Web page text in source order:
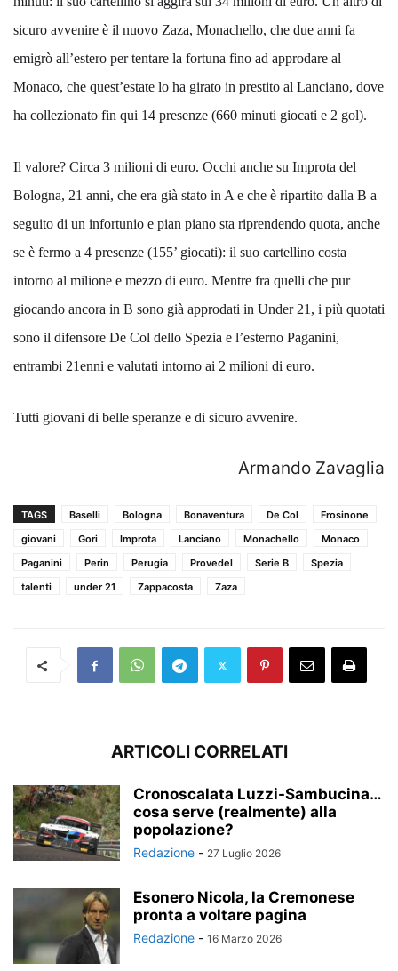
sicuro avvenire è il nuovo Zaza, Monachello, che due anni fa
emigrò all’estero per tentare la fortuna fino ad approdare al
Monaco, che quest’estate lo ha girato in prestito al Lanciano, dove
ha collezionato fin qui 14 presenze (660 minuti giocati e 2 gol).
Il valore? Circa 3 milioni di euro. Occhi anche su Improta del
Bologna, 21 anni, che era già stato in A e che è ripartito dalla B a
seguito di un infortunio e pian piano sta riprendendo quota, anche
se è fermo a 4 presenze (155’ giocati): il suo cartellino costa
intorno al milione e mezzo di euro. Mentre fra quelli che pur
giocando ancora in B sono già approdati in Under 21, i più quotati
sono il difensore De Col dello Spezia e l’esterno Paganini,
entrambi 21enni e valutati intorno ai 2 milioni di euro.
Tutti giovani di belle speranze e di sicuro avvenire.
Armando Zavaglia
TAGS Baselli Bologna Bonaventura De Col
Frosinone
giovani
Gori Improta Lanciano Monachello
Monaco
Paganini
Perin Perugia Provedel Serie B
Spezia
talenti
under 21 Zappacosta Zaza
ARTICOLI CORRELATI
Cronoscalata Luzzi-Sambucina…
cosa serve (realmente) alla
popolazione?
Redazione - 27 Luglio 2026
Esonero Nicola, la Cremonese
pronta a voltare pagina
Redazione - 16 Marzo 2026